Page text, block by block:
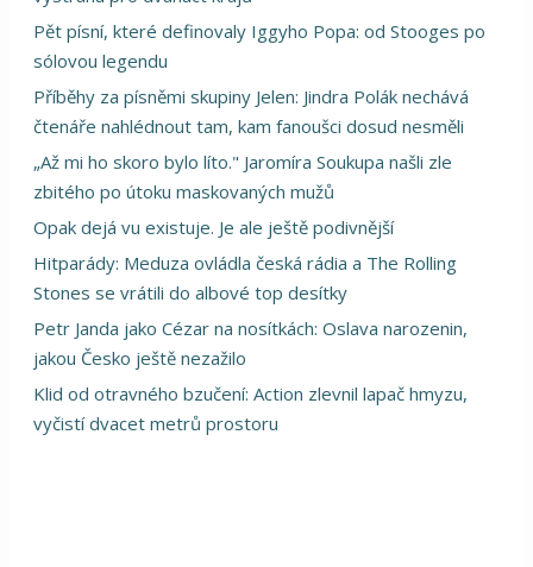
Pět písní, které definovaly Iggyho Popa: od Stooges po
sólovou legendu
Příběhy za písněmi skupiny Jelen: Jindra Polák nechává
čtenáře nahlédnout tam, kam fanoušci dosud nesměli
„Až mi ho skoro bylo líto." Jaromíra Soukupa našli zle
zbitého po útoku maskovaných mužů
Opak dejá vu existuje. Je ale ještě podivnější
Hitparády: Meduza ovládla česká rádia a The Rolling
Stones se vrátili do albové top desítky
Petr Janda jako Cézar na nosítkách: Oslava narozenin,
jakou Česko ještě nezažilo
Klid od otravného bzučení: Action zlevnil lapač hmyzu,
vyčistí dvacet metrů prostoru